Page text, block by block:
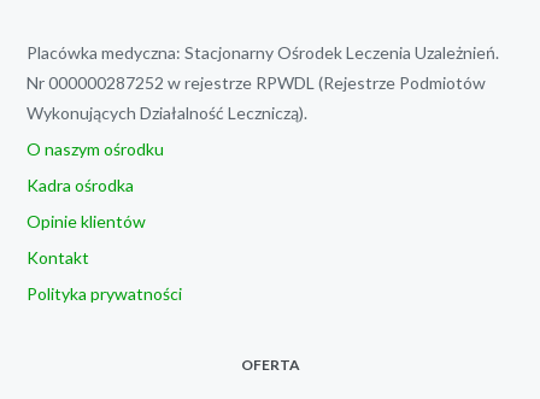
Placówka medyczna: Stacjonarny Ośrodek Leczenia Uzależnień.
Nr 000000287252 w rejestrze RPWDL (Rejestrze Podmiotów
Wykonujących Działalność Leczniczą).
O naszym ośrodku
Kadra ośrodka
Opinie klientów
Kontakt
Polityka prywatności
OFERTA